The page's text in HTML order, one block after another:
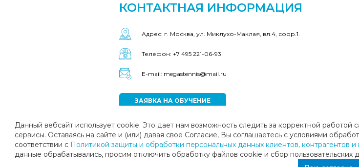
Данный вебсайт использует cookie. Это дает нам возможность следить за корректной работой
сервисы. Оставаясь на сайте и (или) давая свое Согласие, Вы соглашаетесь с условиями
соответствии с Политикой защиты и обработки персональных данных клиентов, контрагентов и
данные обрабатывались, просим отключить обработку файлов cookie и сбор пользовательских
КОНТАКТНАЯ ИНФОРМАЦИЯ
Адрес: г. Москва, ул. Миклухо-Маклая, вл.4, соор.1.
Телефон: +7 495 221-06-93
E-mail: megastennis@mail.ru
ЗАЯВКА НА ОБУЧЕНИЕ